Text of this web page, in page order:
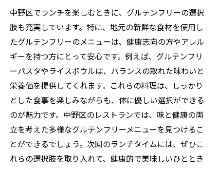
中野区でランチを楽しむときに、グルテンフリーの選択
肢も充実しています。特に、地元の新鮮な食材を使用し
たグルテンフリーのメニューは、健康志向の方やアレル
ギーを持つ方にとって安心です。例えば、グルテンフリ
ーパスタやライスボウルは、バランスの取れた味わいと
栄養価を提供してくれます。これらの料理は、しっかり
とした食事を楽しみながらも、体に優しい選択ができる
のが魅力です。中野区のレストランでは、味と健康の両
立を考えた多様なグルテンフリーメニューを見つけるこ
とができるでしょう。次回のランチタイムには、ぜひこ
れらの選択肢を取り入れて、健康的で美味しいひととき